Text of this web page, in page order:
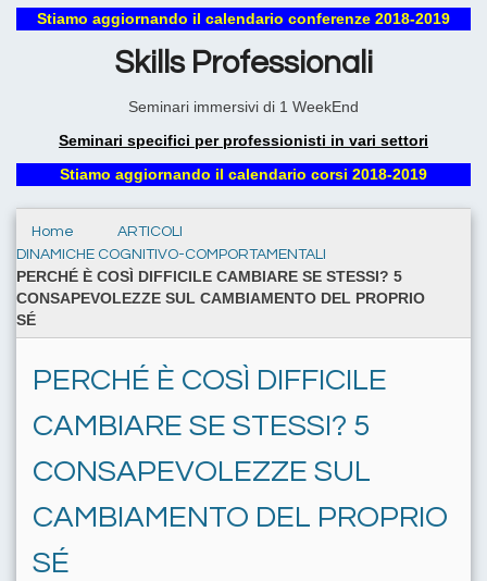
Stiamo aggiornando il calendario conferenze 2018-2019
Skills Professionali
Seminari immersivi di 1 WeekEnd
Seminari specifici per professionisti in vari settori
Stiamo aggiornando il calendario corsi 2018-2019
Home
ARTICOLI
DINAMICHE COGNITIVO-COMPORTAMENTALI
PERCHÉ È COSÌ DIFFICILE CAMBIARE SE STESSI? 5
CONSAPEVOLEZZE SUL CAMBIAMENTO DEL PROPRIO
SÉ
PERCHÉ È COSÌ DIFFICILE
CAMBIARE SE STESSI? 5
CONSAPEVOLEZZE SUL
CAMBIAMENTO DEL PROPRIO
SÉ